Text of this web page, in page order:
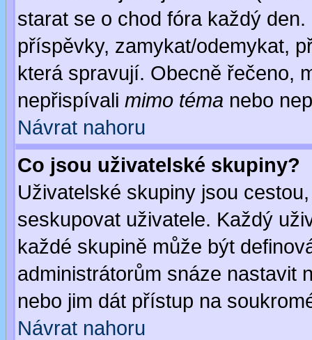
starat se o chod fóra každý
příspěvky, zamykat/odemykat,
která spravují. Obecně řečeno,
nepřispívali mimo téma nebo
Návrat nahoru
Co jsou uživatelské skupiny?
Uživatelské skupiny jsou
seskupovat uživatele. Každý
každé skupině může být
administrátorům snáze nastavit
nebo jim dát přístup na
Návrat nahoru